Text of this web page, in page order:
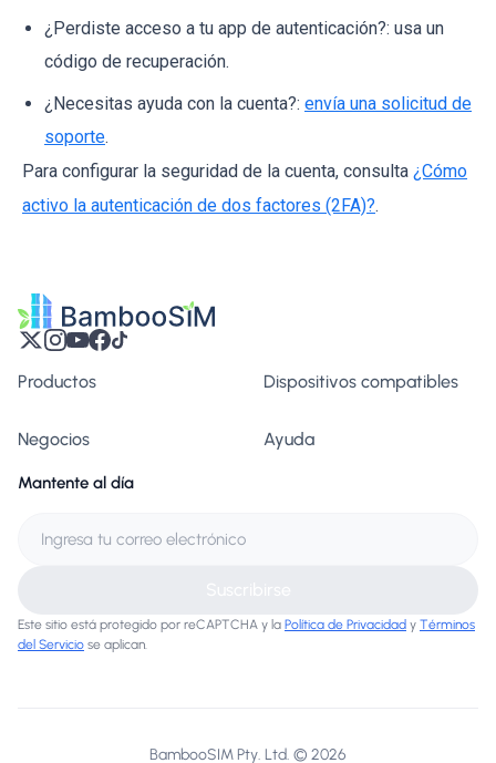
¿Perdiste acceso a tu app de autenticación?: usa un
código de recuperación.
¿Necesitas ayuda con la cuenta?: envía una solicitud de
soporte.
Para configurar la seguridad de la cuenta, consulta ¿Cómo
activo la autenticación de dos factores (2FA)?.
Productos Dispositivos compatibles
Negocios Ayuda
Mantente al día
Este sitio está protegido por reCAPTCHA y la Política de Privacidad y Términos
del Servicio se aplican.
BambooSIM Pty. Ltd. © 2026